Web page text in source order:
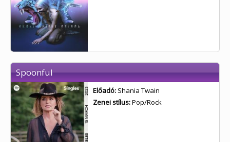
Spoonful
Előadó: Shania Twain
Zenei stílus:Pop/Rock